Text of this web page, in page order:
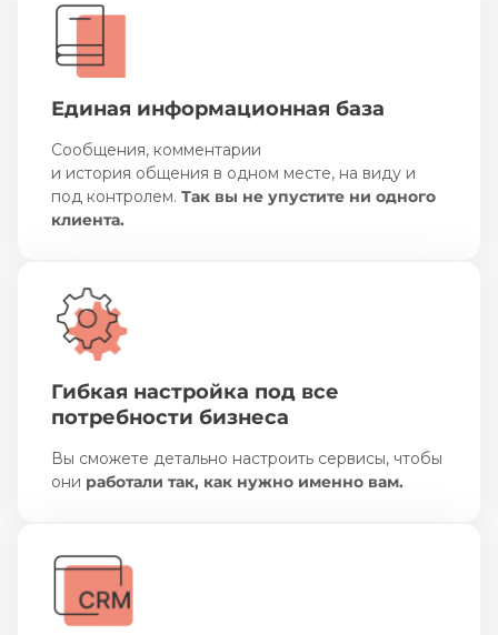
Единая информационная база
Сообщения, комментарии
и история общения в одном месте, на виду и
под контролем. Так вы не упустите ни одного
клиента.
Гибкая настройка под все
потребности бизнеса
Вы сможете детально настроить сервисы, чтобы
они работали так, как нужно именно вам.